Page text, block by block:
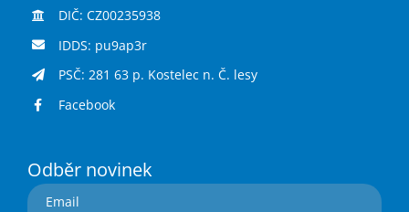
DIČ: CZ00235938
IDDS: pu9ap3r
PSČ: 281 63 p. Kostelec n. Č. lesy
Facebook
Odběr novinek
Email